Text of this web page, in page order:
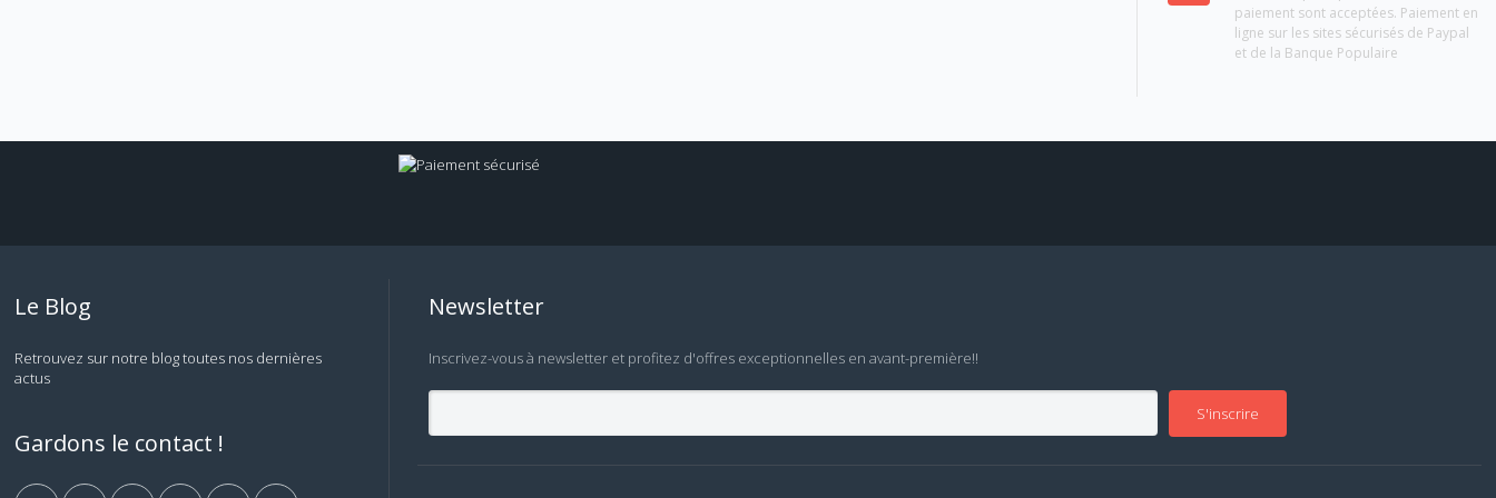
paiement sont acceptées. Paiement en
ligne sur les sites sécurisés de Paypal
et de la Banque Populaire
Le Blog
Retrouvez sur notre blog toutes nos dernières
actus
Gardons le contact !
Newsletter
Inscrivez-vous à newsletter et profitez d'offres exceptionnelles en avant-première!!
S'inscrire